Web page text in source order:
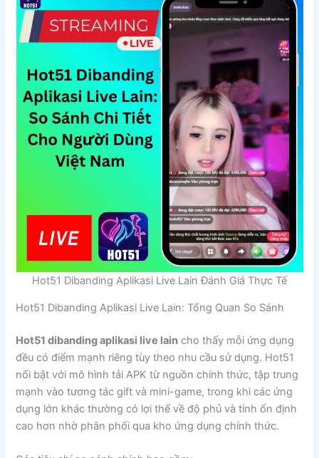
Hot51 Dibanding Aplikasi Live Lain Đánh Giá Thực Tế
Hot51 Dibanding Aplikasi Live Lain: Tổng Quan So Sánh
Hot51 dibanding aplikasi live lain cho thấy mỗi ứng dụng
đều có điểm mạnh riêng tùy theo nhu cầu sử dụng. Hot51
nổi bật với mô hình tải APK từ nguồn chính thức, tập trung
mạnh vào tương tác gift và mini-game, trong khi các ứng
dụng lớn khác thường có lợi thế về độ phủ và tính ổn định
cao hơn nhờ phân phối qua kho ứng dụng chính thức.